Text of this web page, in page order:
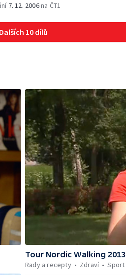
7. 12. 2006na ČT1
Dalších 10 dílů
Tour Nordic Walking 2013
Rady a recepty
Zdraví Sport